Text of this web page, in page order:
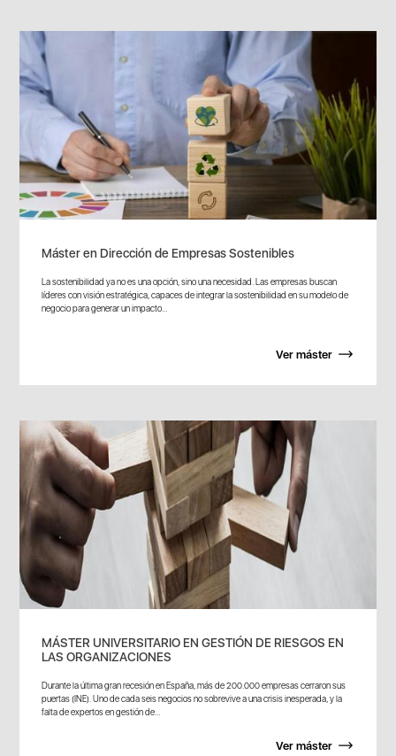
Máster en Dirección de Empresas Sostenibles
La sostenibilidad ya no es una opción, sino una necesidad. Las empresas buscan
líderes con visión estratégica, capaces de integrar la sostenibilidad en su modelo de
negocio para generar un impacto...
Ver máster
MÁSTER UNIVERSITARIO EN GESTIÓN DE RIESGOS EN
LAS ORGANIZACIONES
Durante la última gran recesión en España, más de 200.000 empresas cerraron sus
puertas (INE). Uno de cada seis negocios no sobrevive a una crisis inesperada, y la
falta de expertos en gestión de...
Ver máster